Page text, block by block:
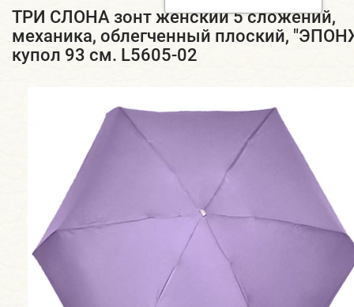
ТРИ СЛОНА зонт женский 5 сложений,
механика, облегченный плоский,
купол 93 см. L5605-02